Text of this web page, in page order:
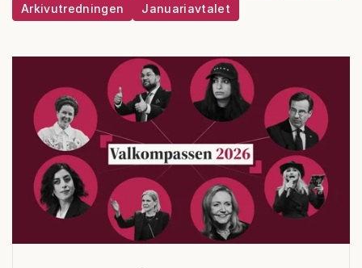
Arkivutredningen
Januariavtalet